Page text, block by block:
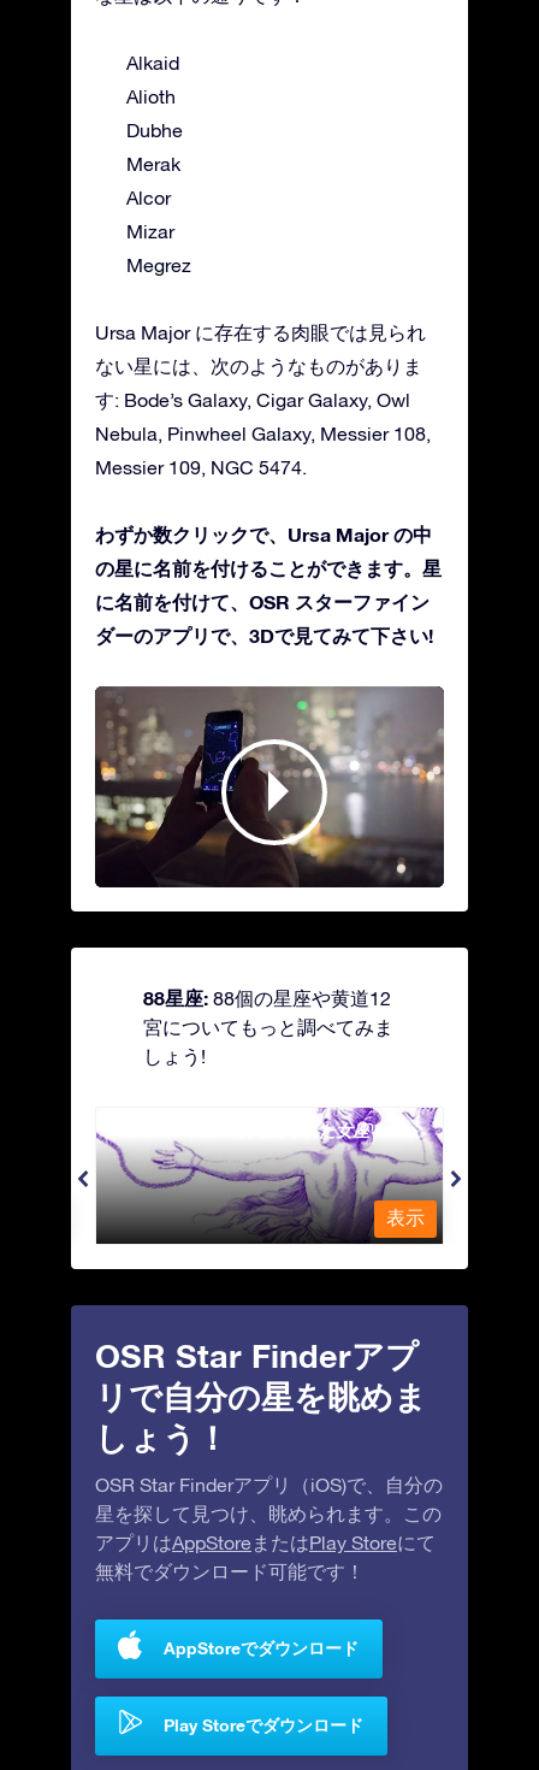
Alkaid
Alioth
Dubhe
Merak
Alcor
Mizar
Megrez
Ursa Major に存在する肉眼では見られ
ない星には、次のようなものがありま
す: Bode’s Galaxy, Cigar Galaxy, Owl
Nebula, Pinwheel Galaxy, Messier 108,
Messier 109, NGC 5474.
わずか数クリックで、Ursa Major の中
の星に名前を付けることができます。星
に名前を付けて、OSR スターファイン
ダーのアプリで、3Dで見てみて下さい!
88星座: 88個の星座や黄道12
宮についてもっと調べてみま
しょう!
Andromeda - 鎖で縛られた女座
表示
OSR Star Finderアプ
リで自分の星を眺めま
しょう！
OSR Star Finderアプリ（iOS)で、自分の
星を探して見つけ、眺められます。この
アプリはAppStore またはPlay Storeにて
無料でダウンロード可能です！
AppStoreでダウンロード
Play Storeでダウンロード